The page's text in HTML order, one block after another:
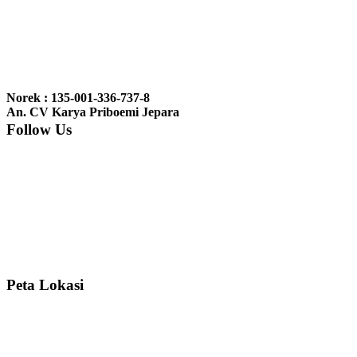
nyesel deh beli geby...
Norek : 135-001-336-737-8
An. CV Karya Priboemi Jepara
Follow Us
Peta Lokasi